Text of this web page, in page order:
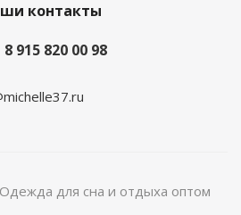
контакты
8 915 820 00 98
для сна и отдыха оптом